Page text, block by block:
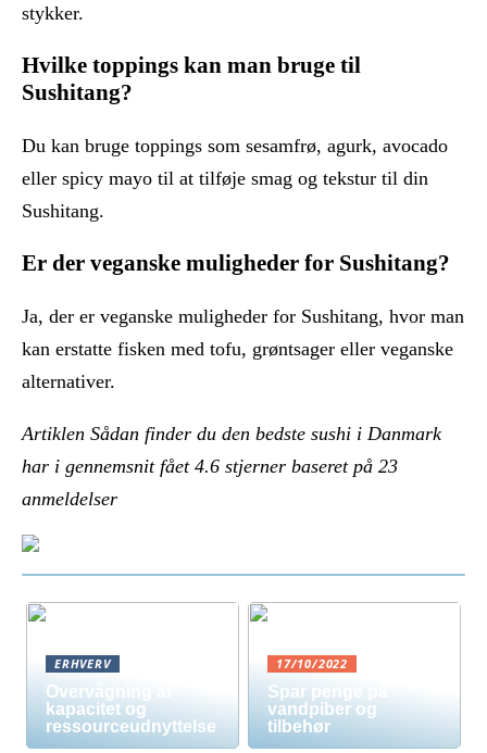
stykker.
Hvilke toppings kan man bruge til
Sushitang?
Du kan bruge toppings som sesamfrø, agurk, avocado
eller spicy mayo til at tilføje smag og tekstur til din
Sushitang.
Er der veganske muligheder for Sushitang?
Ja, der er veganske muligheder for Sushitang, hvor man
kan erstatte fisken med tofu, grøntsager eller veganske
alternativer.
Artiklen Sådan finder du den bedste sushi i Danmark
har i gennemsnit fået 4.6 stjerner baseret på 23
anmeldelser
ERHVERV
Overvågning af
kapacitet og
ressourceudnyttelse
17/10/2022
Spar penge på
vandpiber og
tilbehør